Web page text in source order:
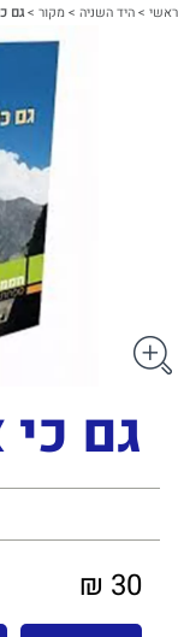
ראשי >היד השניה >מקור >גם
גם
30 ₪